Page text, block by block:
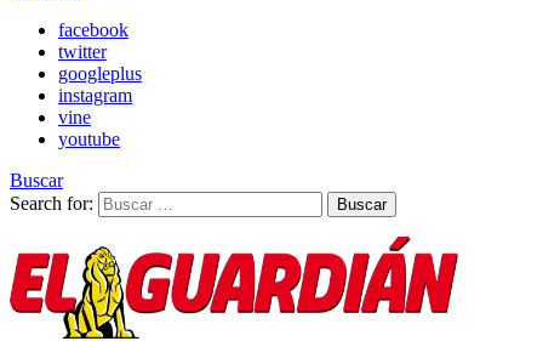
facebook
twitter
googleplus
instagram
vine
youtube
Buscar
Search for:
Buscar